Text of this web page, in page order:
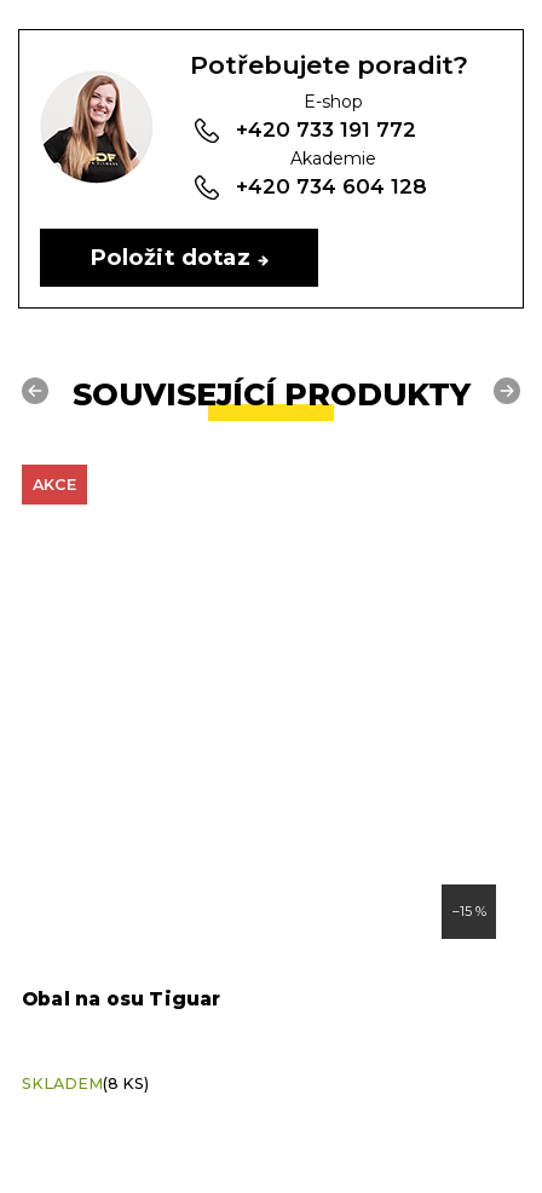
Potřebujete poradit?
E-shop
+420 733 191 772
Akademie
+420 734 604 128
Položit dotaz
SOUVISEJÍCÍ PRODUKTY
Previous
AKCE
–15 %
Obal na osu Tiguar
SKLADEM(8 KS)
Next